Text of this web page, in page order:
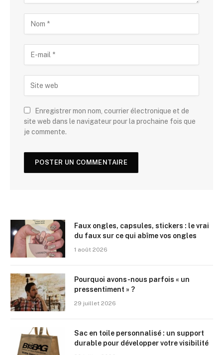
Enregistrer mon nom, courrier électronique et de
site web dans le navigateur pour la prochaine fois que
je commente.
Faux ongles, capsules, stickers : le vrai
du faux sur ce qui abîme vos ongles
1 août 2026
Pourquoi avons-nous parfois « un
pressentiment » ?
29 juillet 2026
Sac en toile personnalisé : un support
durable pour développer votre visibilité